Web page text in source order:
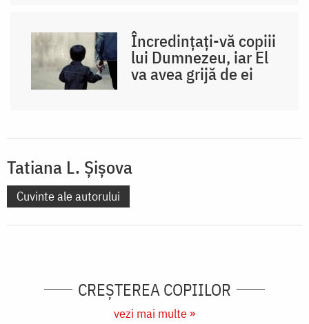
Încredințați-vă copiii
lui Dumnezeu, iar El
va avea grijă de ei
Tatiana L. Șișova
Cuvinte ale autorului
CREŞTEREA COPIILOR
vezi mai multe »